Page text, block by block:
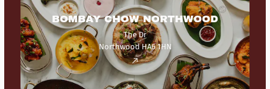
BOMBAY CHOW NORTHWOOD
The Dr
Northwood HA6 1HN